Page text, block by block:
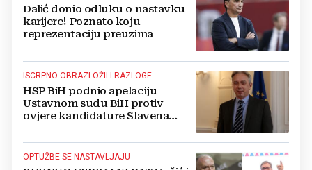
Dalić donio odluku o nastavku
karijere! Poznato koju
reprezentaciju preuzima
ISCRPNO OBRAZLOŽILI RAZLOGE
HSP BiH podnio apelaciju
Ustavnom sudu BiH protiv
ovjere kandidature Slavena
OPTUŽBE SE NASTAVLJAJU